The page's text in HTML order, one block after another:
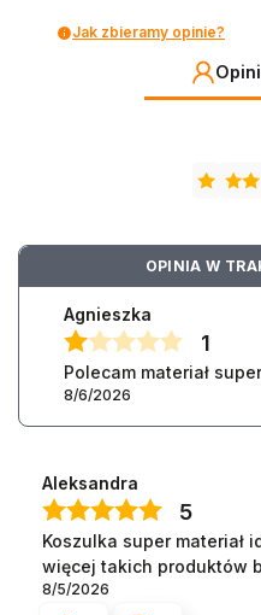
Jak zbieramy opinie?
OPINIA W
Agnieszka
1
Polecam materiał
8/6/2026
Aleksandra
5
Koszulka super materiał
więcej takich produktów
8/5/2026